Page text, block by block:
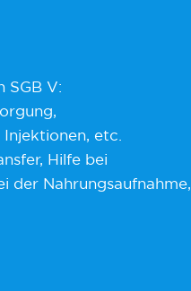
SGB V:
etc.
Hilfe bei
der Nahrungsaufnahme,